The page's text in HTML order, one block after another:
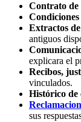
Contrato de
Condiciones
Extractos
antiguos
explicara el
Recibos,
vinculados.
Histórico de
sus